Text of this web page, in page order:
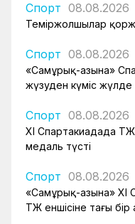
Спорт 08.08.2026
Теміржолшылар
Спорт 08.08.2026
«Самұрық-Қазына»
жүзуден күміс жүлде
Спорт 08.08.2026
XI Спартакиадада
медаль түсті
Спорт 08.08.2026
«Самұрық-Қазына» XI
ҚТЖ еншісіне тағы